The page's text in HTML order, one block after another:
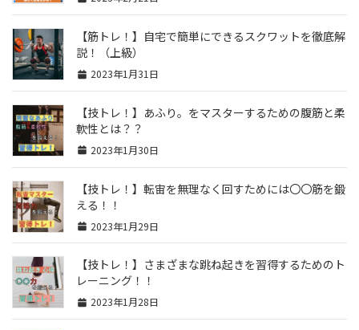
【筋トレ！】自宅で簡単にできるスクワットを徹底解
説！（上級）
2023年1月31日
【技トレ！】あふり。をマスターするための腹筋と柔
軟性とは？？
2023年1月30日
【技トレ！】転宙を無理なく回すためには〇〇筋を鍛
える！！
2023年1月29日
【技トレ！】さまざまな跳ね起きを習得するためのト
レーニング！！
2023年1月28日